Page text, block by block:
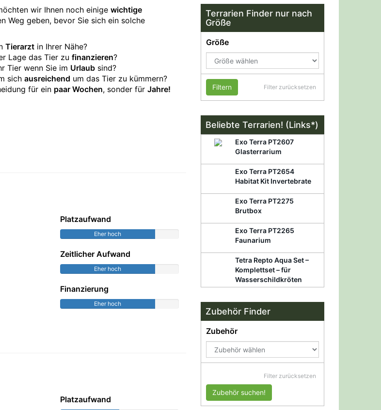
wir Ihnen noch einigewichtige
Weg geben, bevor Sie sich ein solche
Tierarzt in Ihrer Nähe?
Lage das Tier zufinanzieren?
Tier wenn Sie im Urlaub sind?
sichausreichend um das Tier zu kümmern?
für ein paar Wochen, sonder fürJahre!
Platzaufwand
Eher hoch
Zeitlicher Aufwand
Eher hoch
Finanzierung
Eher hoch
Platzaufwand
Terrarien Finder nur nach
Größe
Größe
Filter zurücksetzen
Filtern
Beliebte Terrarien! (Links*)
Exo Terra PT2607
Glasterrarium
Exo Terra PT2654
Habitat Kit Invertebrate
Exo Terra PT2275
Brutbox
Exo Terra PT2265
Faunarium
Tetra Repto Aqua Set –
Komplettset – für
Wasserschildkröten
Zubehör Finder
Zubehör
Filter zurücksetzen
Zubehör suchen!